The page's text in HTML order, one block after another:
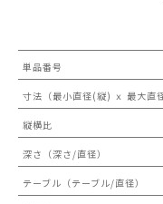
単品番号
寸法（最小直径(縦) ｘ 最大直
縦横比
深さ（深さ/直径）
テーブル（テーブル/直径）